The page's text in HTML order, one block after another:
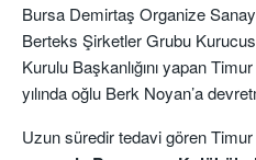
Bursa Demirtaş Organize
Berteks Şirketler Grubu
Kurulu Başkanlığını yapan
yılında oğlu Berk Noyan’a
Uzun süredir tedavi gören